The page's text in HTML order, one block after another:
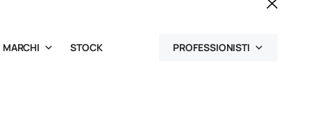
MARCHI STOCK PROFESSIONISTI